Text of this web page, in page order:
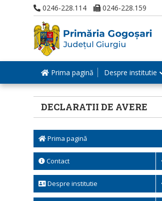
0246-228.114 0246-228.159
Prima pagină Despre institutie
DECLARATII DE AVERE
Prima pagină
Contact
Despre institutie